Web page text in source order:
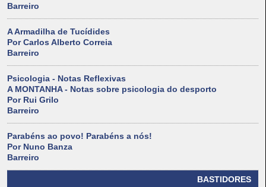
Barreiro
A Armadilha de Tucídides
Por Carlos Alberto Correia
Barreiro
Psicologia - Notas Reflexivas
A MONTANHA - Notas sobre psicologia do desporto
Por Rui Grilo
Barreiro
Parabéns ao povo! Parabéns a nós!
Por Nuno Banza
Barreiro
BASTIDORES